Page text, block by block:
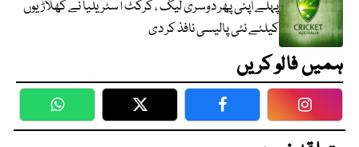
پہلے اپنی پھر دوسری لیگ ، کرکٹ آسٹریلیا نے کھلاڑیوں
کیلئے نئی پالیسی نافذ کر دی
ہمیں فالو کریں
WhatsApp Twitter Facebook